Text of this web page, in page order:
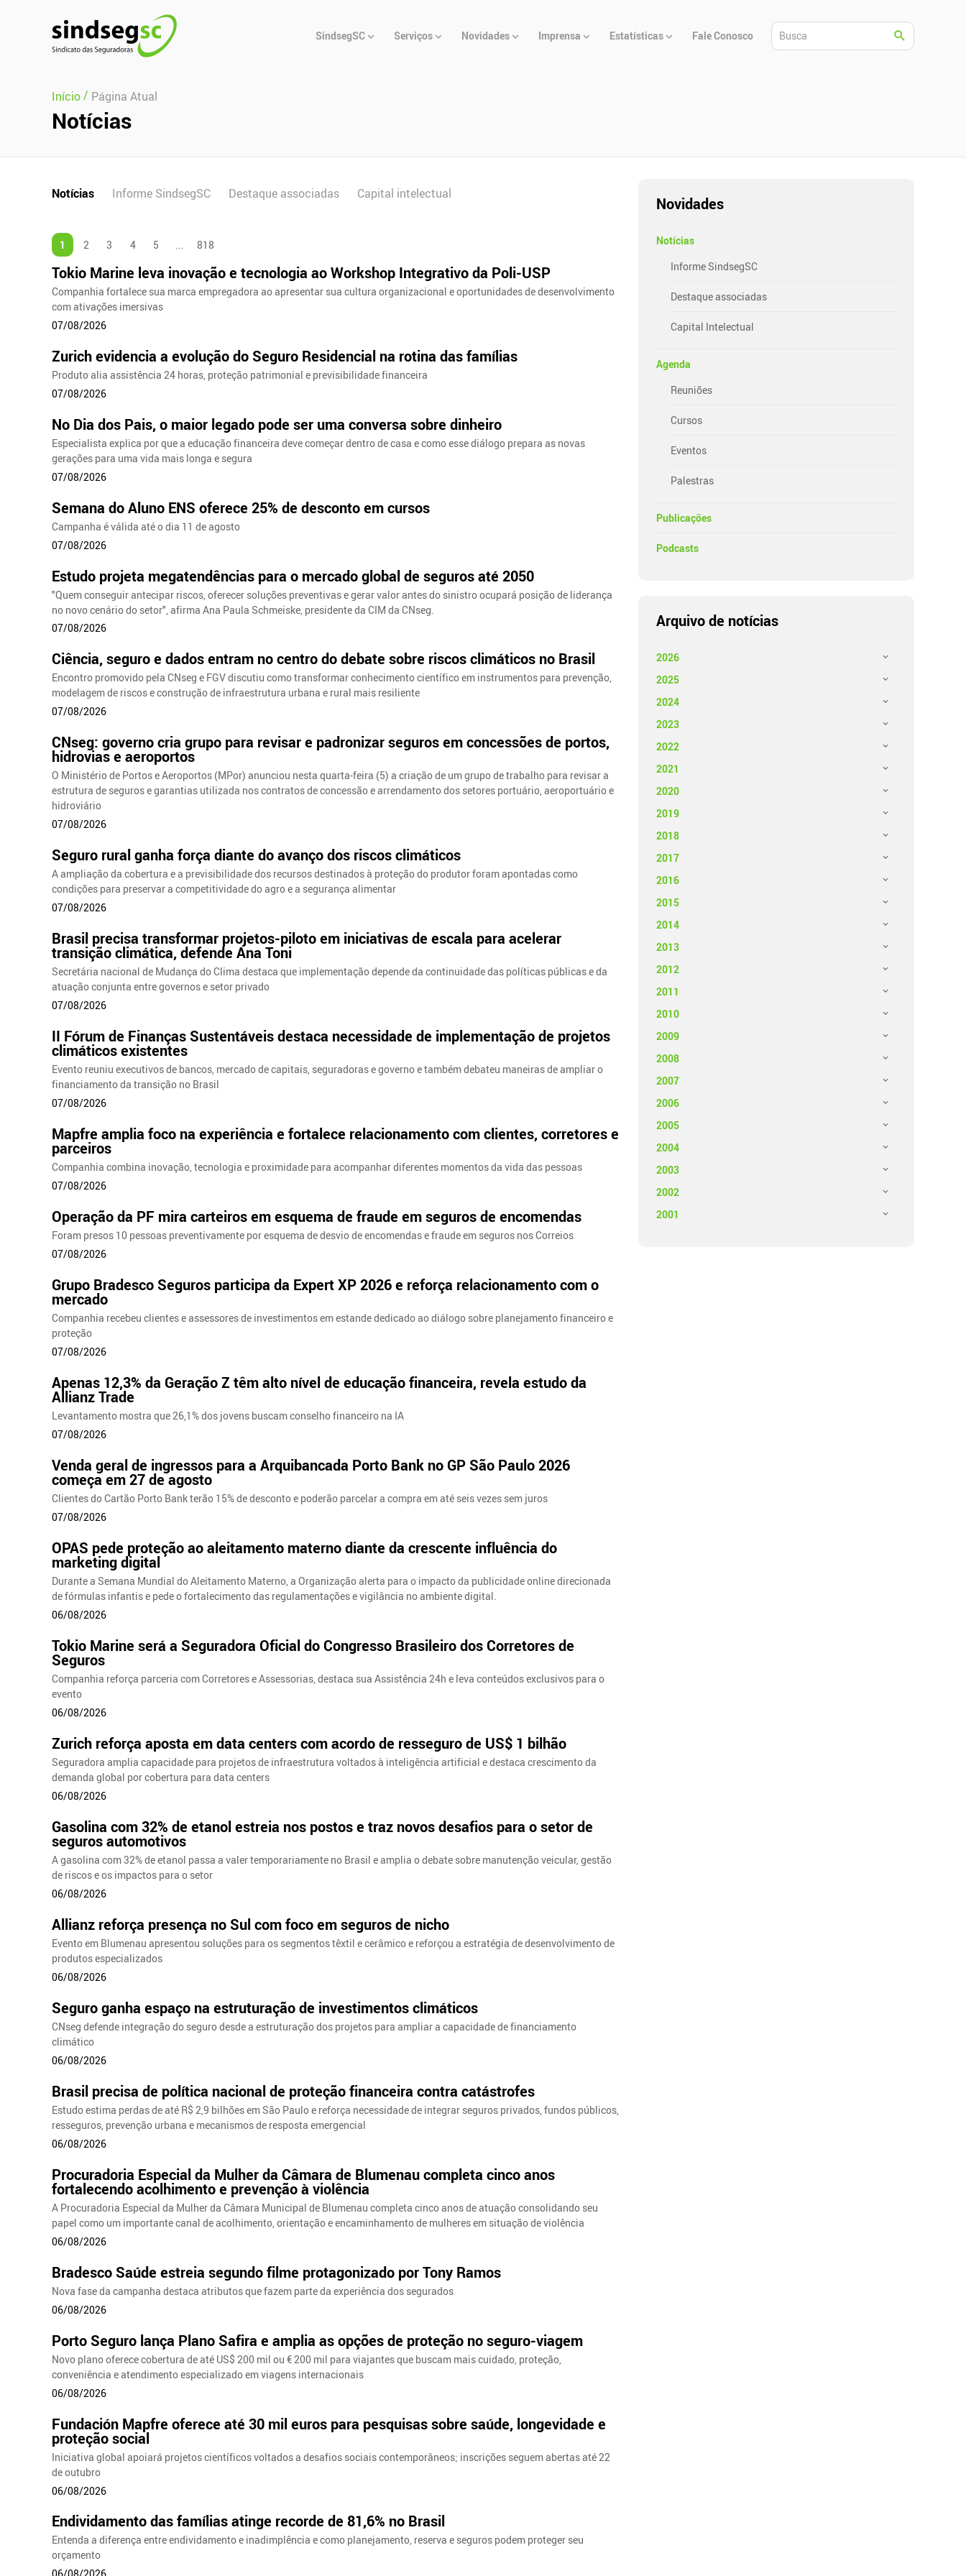
Principal
SindsegSC Serviços Novidades Imprensa Estatísticas Fale Conosco
Início/ Página Atual
Notícias
Notícias Informe SindsegSC Destaque associadas Capital intelectual
1 2 3 4 5 818
Tokio Marine leva inovação e tecnologia ao Workshop Integrativo da Poli-USP
Companhia fortalece sua marca empregadora ao apresentar sua cultura organizacional e oportunidades de desenvolvimento
com ativações imersivas
07/08/2026
Zurich evidencia a evolução do Seguro Residencial na rotina das famílias
Produto alia assistência 24 horas, proteção patrimonial e previsibilidade financeira
07/08/2026
No Dia dos Pais, o maior legado pode ser uma conversa sobre dinheiro
Especialista explica por que a educação financeira deve começar dentro de casa e como esse diálogo prepara as novas
gerações para uma vida mais longa e segura
07/08/2026
Semana do Aluno ENS oferece 25% de desconto em cursos
Campanha é válida até o dia 11 de agosto
07/08/2026
Estudo projeta megatendências para o mercado global de seguros até 2050
"Quem conseguir antecipar riscos, oferecer soluções preventivas e gerar valor antes do sinistro ocupará posição de liderança
no novo cenário do setor", afirma Ana Paula Schmeiske, presidente da CIM da CNseg.
07/08/2026
Ciência, seguro e dados entram no centro do debate sobre riscos climáticos no Brasil
Encontro promovido pela CNseg e FGV discutiu como transformar conhecimento científico em instrumentos para prevenção,
modelagem de riscos e construção de infraestrutura urbana e rural mais resiliente
07/08/2026
CNseg: governo cria grupo para revisar e padronizar seguros em concessões de portos,
hidrovias e aeroportos
O Ministério de Portos e Aeroportos (MPor) anunciou nesta quarta-feira (5) a criação de um grupo de trabalho para revisar a
estrutura de seguros e garantias utilizada nos contratos de concessão e arrendamento dos setores portuário, aeroportuário e
hidroviário
07/08/2026
Seguro rural ganha força diante do avanço dos riscos climáticos
A ampliação da cobertura e a previsibilidade dos recursos destinados à proteção do produtor foram apontadas como
condições para preservar a competitividade do agro e a segurança alimentar
07/08/2026
Brasil precisa transformar projetos-piloto em iniciativas de escala para acelerar
transição climática, defende Ana Toni
Secretária nacional de Mudança do Clima destaca que implementação depende da continuidade das políticas públicas e da
atuação conjunta entre governos e setor privado
07/08/2026
II Fórum de Finanças Sustentáveis destaca necessidade de implementação de projetos
climáticos existentes
Evento reuniu executivos de bancos, mercado de capitais, seguradoras e governo e também debateu maneiras de ampliar o
financiamento da transição no Brasil
07/08/2026
Mapfre amplia foco na experiência e fortalece relacionamento com clientes, corretores e
parceiros
Companhia combina inovação, tecnologia e proximidade para acompanhar diferentes momentos da vida das pessoas
07/08/2026
Operação da PF mira carteiros em esquema de fraude em seguros de encomendas
Foram presos 10 pessoas preventivamente por esquema de desvio de encomendas e fraude em seguros nos Correios
07/08/2026
Grupo Bradesco Seguros participa da Expert XP 2026 e reforça relacionamento com o
mercado
Companhia recebeu clientes e assessores de investimentos em estande dedicado ao diálogo sobre planejamento financeiro e
proteção
07/08/2026
Apenas 12,3% da Geração Z têm alto nível de educação financeira, revela estudo da
Allianz Trade
Levantamento mostra que 26,1% dos jovens buscam conselho financeiro na IA
07/08/2026
Venda geral de ingressos para a Arquibancada Porto Bank no GP São Paulo 2026
começa em 27 de agosto
Clientes do Cartão Porto Bank terão 15% de desconto e poderão parcelar a compra em até seis vezes sem juros
07/08/2026
OPAS pede proteção ao aleitamento materno diante da crescente influência do
marketing digital
Durante a Semana Mundial do Aleitamento Materno, a Organização alerta para o impacto da publicidade online direcionada
de fórmulas infantis e pede o fortalecimento das regulamentações e vigilância no ambiente digital.
06/08/2026
Tokio Marine será a Seguradora Oficial do Congresso Brasileiro dos Corretores de
Seguros
Companhia reforça parceria com Corretores e Assessorias, destaca sua Assistência 24h e leva conteúdos exclusivos para o
evento
06/08/2026
Zurich reforça aposta em data centers com acordo de resseguro de US$ 1 bilhão
Seguradora amplia capacidade para projetos de infraestrutura voltados à inteligência artificial e destaca crescimento da
demanda global por cobertura para data centers
06/08/2026
Gasolina com 32% de etanol estreia nos postos e traz novos desafios para o setor de
seguros automotivos
A gasolina com 32% de etanol passa a valer temporariamente no Brasil e amplia o debate sobre manutenção veicular, gestão
de riscos e os impactos para o setor
06/08/2026
Allianz reforça presença no Sul com foco em seguros de nicho
Evento em Blumenau apresentou soluções para os segmentos têxtil e cerâmico e reforçou a estratégia de desenvolvimento de
produtos especializados
06/08/2026
Seguro ganha espaço na estruturação de investimentos climáticos
CNseg defende integração do seguro desde a estruturação dos projetos para ampliar a capacidade de financiamento
climático
06/08/2026
Brasil precisa de política nacional de proteção financeira contra catástrofes
Estudo estima perdas de até R$ 2,9 bilhões em São Paulo e reforça necessidade de integrar seguros privados, fundos públicos,
resseguros, prevenção urbana e mecanismos de resposta emergencial
06/08/2026
Procuradoria Especial da Mulher da Câmara de Blumenau completa cinco anos
fortalecendo acolhimento e prevenção à violência
A Procuradoria Especial da Mulher da Câmara Municipal de Blumenau completa cinco anos de atuação consolidando seu
papel como um importante canal de acolhimento, orientação e encaminhamento de mulheres em situação de violência
06/08/2026
Bradesco Saúde estreia segundo filme protagonizado por Tony Ramos
Nova fase da campanha destaca atributos que fazem parte da experiência dos segurados
06/08/2026
Porto Seguro lança Plano Safira e amplia as opções de proteção no seguro-viagem
Novo plano oferece cobertura de até US$ 200 mil ou € 200 mil para viajantes que buscam mais cuidado, proteção,
conveniência e atendimento especializado em viagens internacionais
06/08/2026
Fundación Mapfre oferece até 30 mil euros para pesquisas sobre saúde, longevidade e
proteção social
Iniciativa global apoiará projetos científicos voltados a desafios sociais contemporâneos; inscrições seguem abertas até 22
de outubro
06/08/2026
Endividamento das famílias atinge recorde de 81,6% no Brasil
Entenda a diferença entre endividamento e inadimplência e como planejamento, reserva e seguros podem proteger seu
orçamento
Novidades
Notícias
Informe SindsegSC
Destaque associadas
Capital Intelectual
Agenda
Reuniões
Cursos
Eventos
Palestras
Publicações
Podcasts
Arquivo de notícias
2026
2025
2024
2023
2022
2021
2020
2019
2018
2017
2016
2015
2014
2013
2012
2011
2010
2009
2008
2007
2006
2005
2004
2003
2002
2001